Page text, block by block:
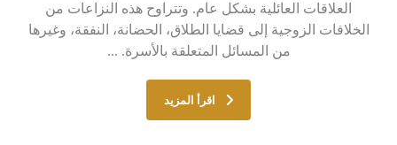
العلاقات العائلية بشكل عام. وتتراوح هذه النزاعات من
الخلافات الزوجية إلى قضايا الطلاق، الحضانة، النفقة، وغيرها
من المسائل المتعلقة بالأسرة. ...
اقرأ المزيد